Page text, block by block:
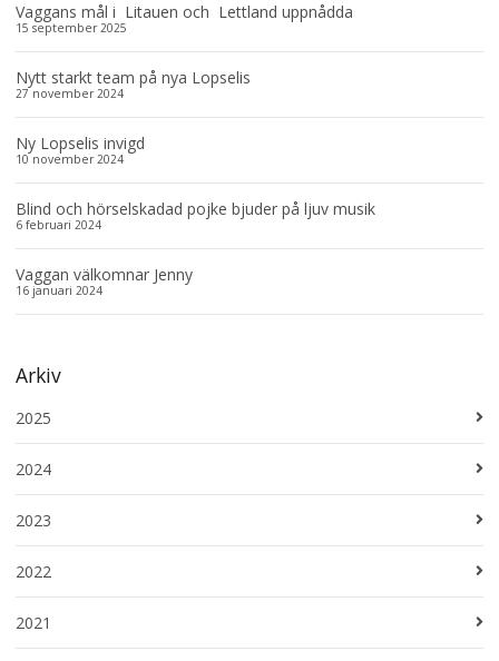
Vaggans mål i Litauen och Lettland uppnådda
15 september 2025
Nytt starkt team på nya Lopselis
27 november 2024
Ny Lopselis invigd
10 november 2024
Blind och hörselskadad pojke bjuder på ljuv musik
6 februari 2024
Vaggan välkomnar Jenny
16 januari 2024
Arkiv
2025
2024
2023
2022
2021